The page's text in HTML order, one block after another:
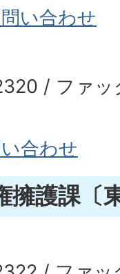
い合わせ
/ ファ
合わせ
擁護課〔